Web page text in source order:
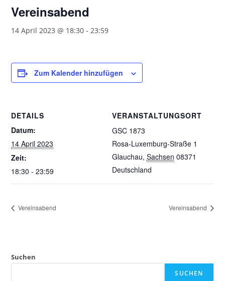
Vereinsabend
14 April 2023 @ 18:30 -23:59
Zum Kalender hinzufügen
DETAILS
Datum:
14 April 2023
Zeit:
18:30 - 23:59
VERANSTALTUNGSORT
GSC 1873
Rosa-Luxemburg-Straße 1
Glauchau, Sachsen 08371
Deutschland
Vereinsabend Vereinsabend
Suchen
SUCHEN